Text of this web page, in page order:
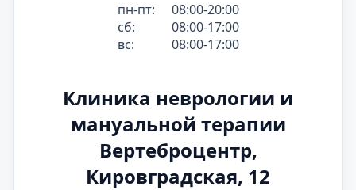
пн-пт:
08:00-20:00
сб:
08:00-17:00
вс:
08:00-17:00
Клиника неврологии и
мануальной терапии
Вертеброцентр,
Кировградская, 12